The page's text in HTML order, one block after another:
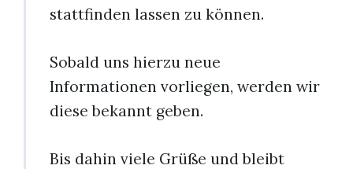
stattfinden lassen zu können.
Sobald uns hierzu neue
Informationen vorliegen, werden wir
diese bekannt geben.
Bis dahin viele Grüße und bleibt